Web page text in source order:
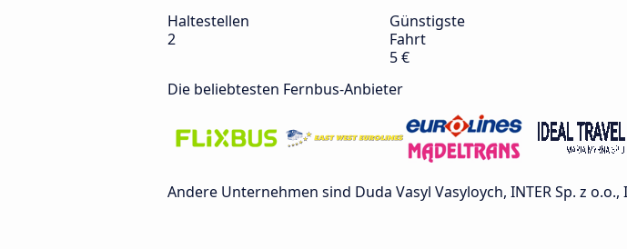
Haltestellen
2
Günstigste
Fahrt
5 €
Die beliebtesten Fernbus-Anbieter
Andere Unternehmen sind Duda Vasyl Vasyloych, INTER Sp. z